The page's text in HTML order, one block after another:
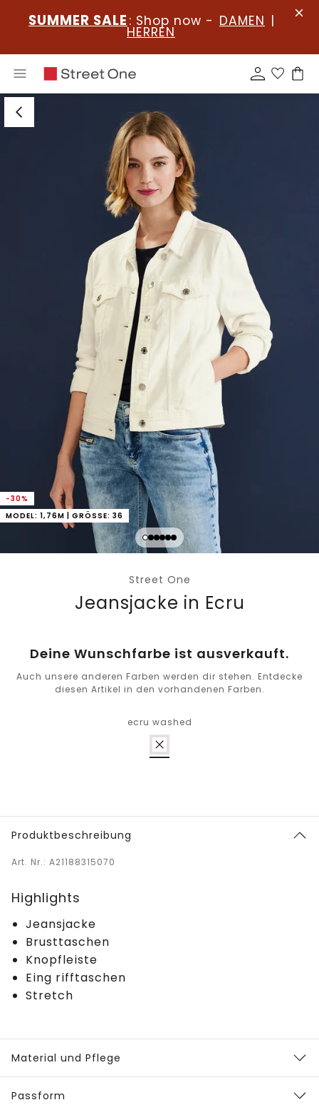
SUMMER SALE : Shop now - DAMEN |
HERREN
-30%
MODEL: 1,76M | GRÖSSE: 36
Street One
Jeansjacke in Ecru
Deine Wunschfarbe ist ausverkauft.
Auch unsere anderen Farben werden dir stehen. Entdecke
diesen Artikel in den vorhandenen Farben.
ecru washed
Produktbeschreibung
Art. Nr.: A21188315070
Highlights
Jeansjacke
Brusttaschen
Knopfleiste
Eing rifftaschen
Stretch
Material und Pflege
Passform